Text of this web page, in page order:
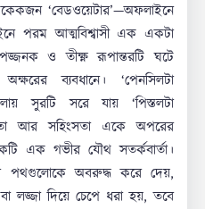
‘বেডওয়েটার’—অফলাইনে
পরম আত্মবিশ্বাসী এক একটা
ও তীক্ষ্ণ রূপান্তরটি ঘটে
ব্যবধানে। ‘পেনসিলটা
সুরটি সরে যায় ‘পিস্তলটা
আর সহিংসতা একে অপরের
এক গভীর যৌথ সতর্কবার্তা।
পথগুলোকে অবরুদ্ধ করে দেয়,
লজ্জা দিয়ে চেপে ধরা হয়, তবে